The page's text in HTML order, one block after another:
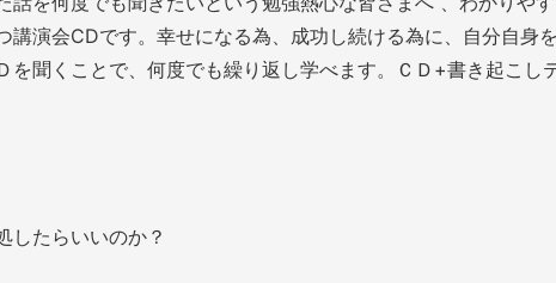
演会CDです。幸せになる為、成功し続ける為に、自分自身
聞くことで、何度でも繰り返し学べます。ＣＤ+書き起こし
したらいいのか？